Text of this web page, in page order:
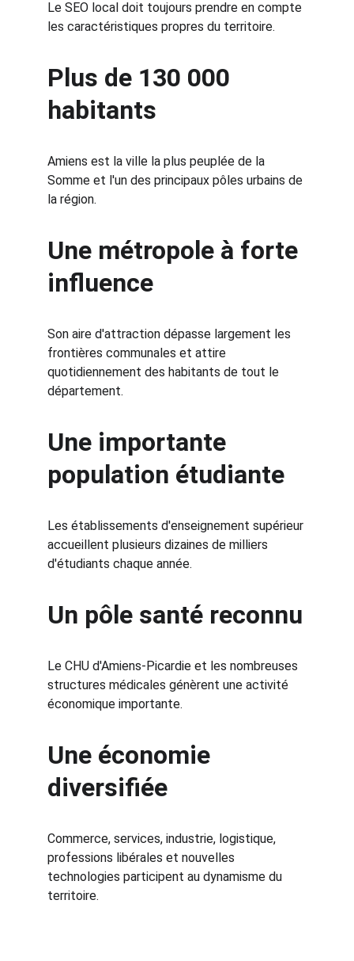
Le SEO local doit toujours prendre en compte
les caractéristiques propres du territoire.
Plus de 130 000
habitants
Amiens est la ville la plus peuplée de la
Somme et l'un des principaux pôles urbains de
la région.
Une métropole à forte
influence
Son aire d'attraction dépasse largement les
frontières communales et attire
quotidiennement des habitants de tout le
département.
Une importante
population étudiante
Les établissements d'enseignement supérieur
accueillent plusieurs dizaines de milliers
d'étudiants chaque année.
Un pôle santé reconnu
Le CHU d'Amiens-Picardie et les nombreuses
structures médicales génèrent une activité
économique importante.
Une économie
diversifiée
Commerce, services, industrie, logistique,
professions libérales et nouvelles
technologies participent au dynamisme du
territoire.